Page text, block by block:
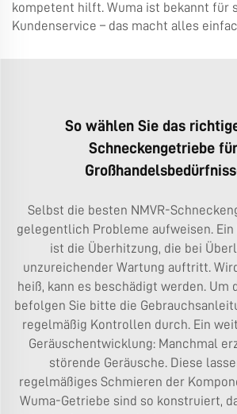
kompetent hilft. Wuma ist bekannt für
Kundenservice – das macht alles
So wählen Sie das
Schneckengetriebe
Selbst die besten NMVR-
gelegentlich Probleme aufweisen.
ist die Überhitzung, die bei
unzureichender Wartung auftritt.
heiß, kann es beschädigt werden. Um
befolgen Sie bitte die
regelmäßig Kontrollen durch. Ein
Geräuschentwicklung: Manchmal
störende Geräusche. Diese
regelmäßiges Schmieren der
Wuma-Getriebe sind so konstruiert,